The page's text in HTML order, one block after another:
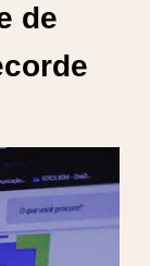
de